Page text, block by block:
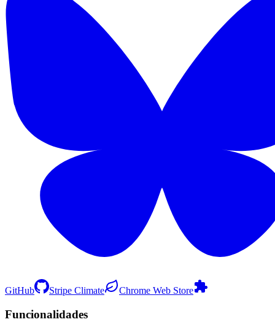
GitHub Stripe Climate Chrome Web Store
Funcionalidades